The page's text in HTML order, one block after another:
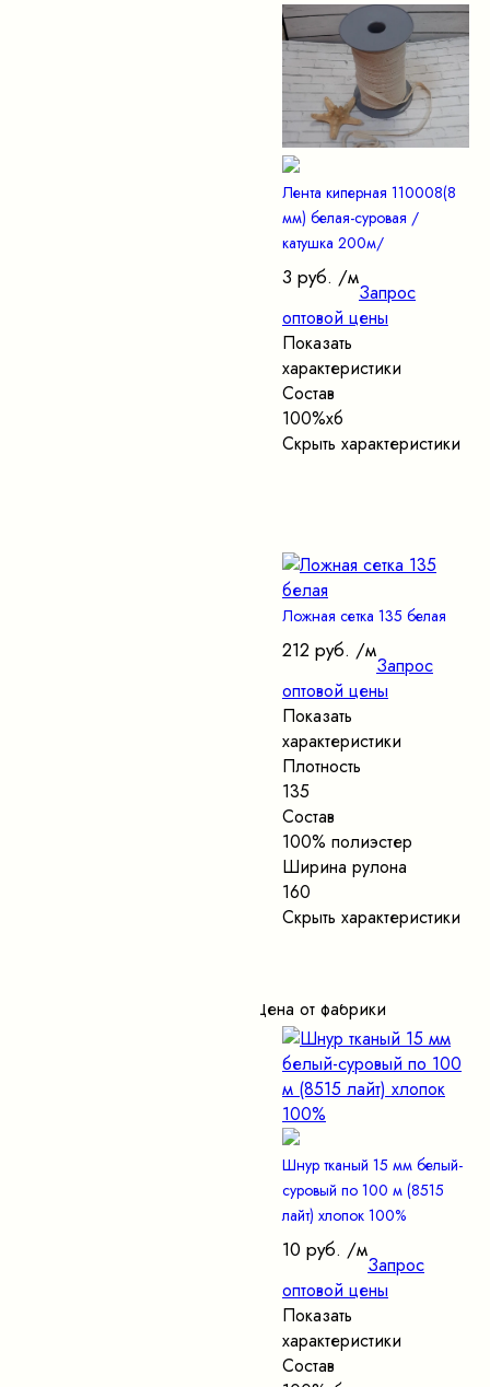
Лента киперная 110008(8
мм) белая-суровая /
катушка 200м/
3 руб. /м
Запрос
оптовой цены
Показать
характеристики
Состав
100%хб
Скрыть характеристики
Ложная сетка 135 белая
212 руб. /м
Запрос
оптовой цены
Показать
характеристики
Плотность
135
Состав
100% полиэстер
Ширина рулона
160
Скрыть характеристики
Цена от фабрики
Шнур тканый 15 мм белый-
суровый по 100 м (8515
лайт) хлопок 100%
10 руб. /м
Запрос
оптовой цены
Показать
характеристики
Состав